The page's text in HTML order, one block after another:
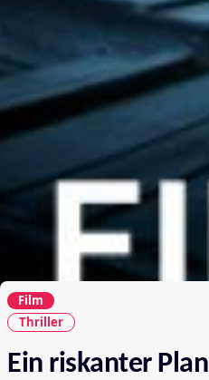
Film
Thriller
Ein riskanter Plan